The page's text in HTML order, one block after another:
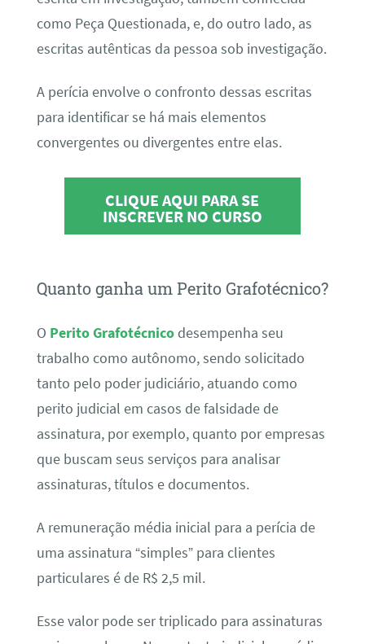
como Peça Questionada, e, do outro lado, as
escritas autênticas da pessoa sob investigação.
A perícia envolve o confronto dessas escritas
para identificar se há mais elementos
convergentes ou divergentes entre elas.
CLIQUE AQUI PARA SE
INSCREVER NO CURSO
Quanto ganha um Perito Grafotécnico?
O Perito Grafotécnicodesempenha seu
trabalho como autônomo, sendo solicitado
tanto pelo poder judiciário, atuando como
perito judicial em casos de falsidade de
assinatura, por exemplo, quanto por empresas
que buscam seus serviços para analisar
assinaturas, títulos e documentos.
A remuneração média inicial para a perícia de
uma assinatura “simples” para clientes
particulares é de R$ 2,5 mil.
Esse valor pode ser triplicado para assinaturas